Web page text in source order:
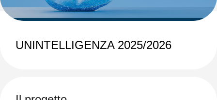
UNINTELLIGENZA 2025/2026